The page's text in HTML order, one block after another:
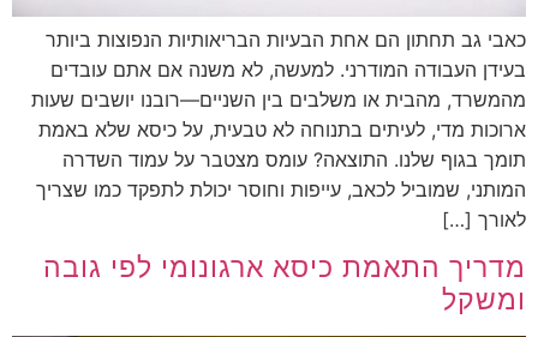
כאבי גב תחתון הם אחת הבעיות הבריאותיות הנפוצות ביותר
בעידן העבודה המודרני. למעשה, לא משנה אם אתם עובדים
מהמשרד, מהבית או משלבים בין השניים—רובנו יושבים שעות
ארוכות מדי, לעיתים בתנוחה לא טבעית, על כיסא שלא באמת
תומך בגוף שלנו. התוצאה? עומס מצטבר על עמוד השדרה
המותני, שמוביל לכאב, עייפות וחוסר יכולת לתפקד כמו שצריך
לאורך […]
מדריך התאמת כיסא ארגונומי לפי גובה
ומשקל